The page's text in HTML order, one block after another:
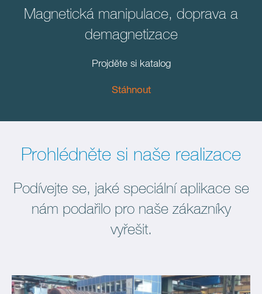
Magnetická manipulace, doprava a
demagnetizace
Projděte si katalog
Stáhnout
Prohlédněte si naše realizace
Podívejte se, jaké speciální aplikace se
nám podařilo pro naše zákazníky
vyřešit.